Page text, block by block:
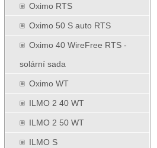
Oximo RTS
Oximo 50 S auto RTS
Oximo 40 WireFree RTS -
solární sada
Oximo WT
ILMO 2 40 WT
ILMO 2 50 WT
ILMO S